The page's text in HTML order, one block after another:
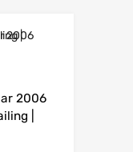
2006
|